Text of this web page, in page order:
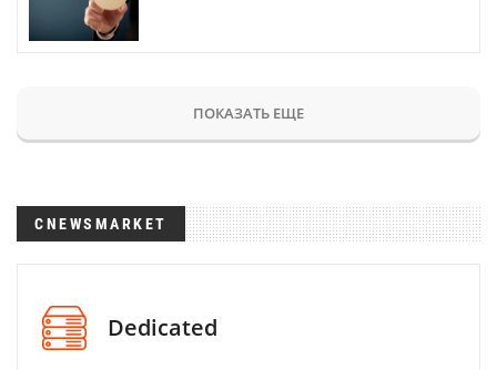
ПОКАЗАТЬ ЕЩЕ
CNEWSMARKET
Dedicated